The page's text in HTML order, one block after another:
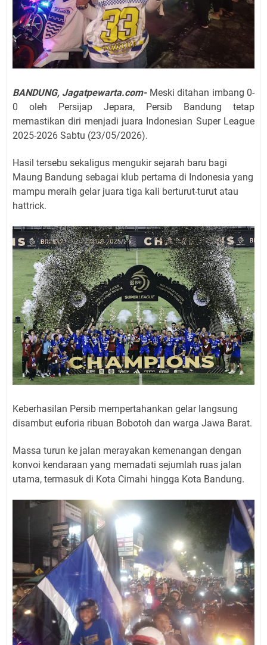
BANDUNG, Jagatpewarta.com-Meski ditahan imbang 0-
0 oleh Persijap Jepara, Persib Bandung tetap
memastikan diri menjadi juara Indonesian Super League
2025-2026 Sabtu (23/05/2026).
Hasil tersebu sekaligus mengukir sejarah baru bagi
Maung Bandung sebagai klub pertama di Indonesia yang
mampu meraih gelar juara tiga kali berturut-turut atau
hattrick.
Keberhasilan Persib mempertahankan gelar langsung
disambut euforia ribuan Bobotoh dan warga Jawa Barat.
Massa turun ke jalan merayakan kemenangan dengan
konvoi kendaraan yang memadati sejumlah ruas jalan
utama, termasuk di Kota Cimahi hingga Kota Bandung.